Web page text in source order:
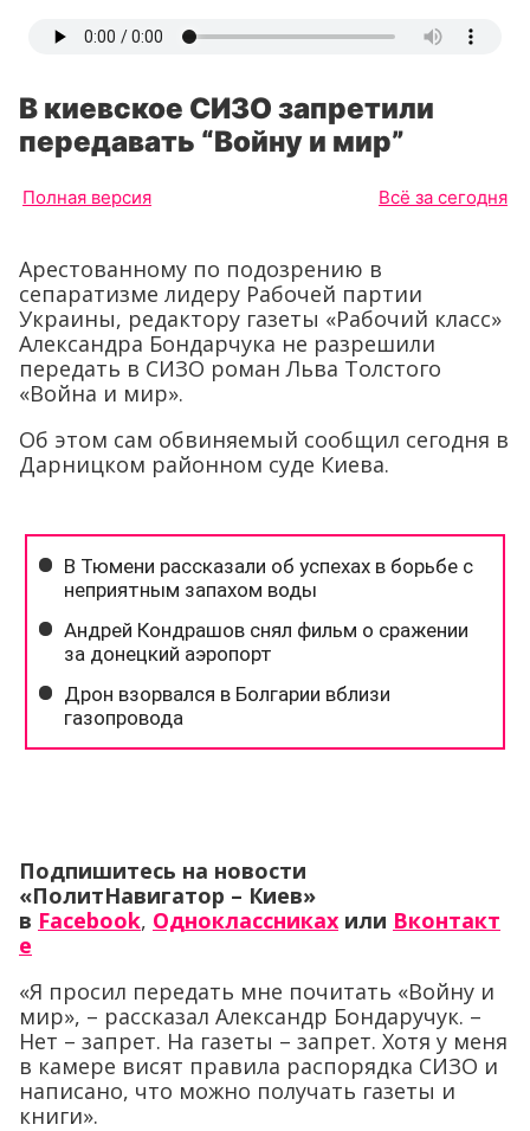
В киевское СИЗО запретили
передавать “Войну и мир”
Полная версия Всё за сегодня
Арестованному по подозрению в
сепаратизме лидеру Рабочей партии
Украины, редактору газеты «Рабочий класс»
Александра Бондарчука не разрешили
передать в СИЗО роман Льва Толстого
«Война и мир».
Об этом сам обвиняемый сообщил сегодня в
Дарницком районном суде Киева.
Подпишитесь на новости
«ПолитНавигатор – Киев»
в Facebook, Одноклассниках или Вконтакт
е
«Я просил передать мне почитать «Войну и
мир», – рассказал Александр Бондаручук. –
Нет – запрет. На газеты – запрет. Хотя у меня
в камере висят правила распорядка СИЗО и
написано, что можно получать газеты и
книги».